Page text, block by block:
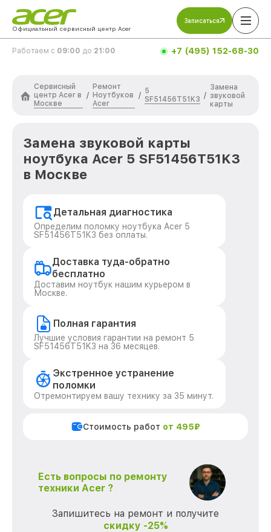
Официальный сервисный центр Acer
Записаться
Работаем с 09:00 до 21:00 +7 (495) 152-68-30
Сервисный
центр Acer в
Москве
/
Ремонт
Ноутбуков
Acer
/
5
SF51456T51K3 /
Замена
звуковой
карты
Замена звуковой карты
ноутбука Acer 5 SF51456T51K3
в Москве
Детальная диагностика
Определим поломку ноутбука Acer 5
SF51456T51K3 без оплаты.
Доставка туда-обратно
бесплатно
Доставим ноутбук нашим курьером в
Москве.
Полная гарантия
Лучшие условия гарантии на ремонт 5
SF51456T51K3 на 36 месяцев.
Экстренное устранение
поломки
Отремонтируем вашу технику за 35 минут.
Стоимость работ от 495₽
Есть вопросы по ремонту
техники Acer ?
Запишитесь на ремонт и получите
скидку -25%